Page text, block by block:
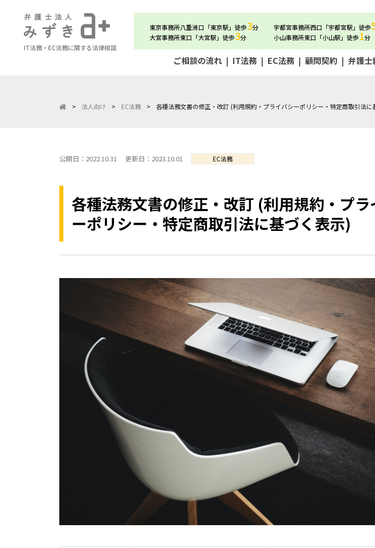
IT法務・EC法務に関する法律相談
東京事務所八重洲口「東京駅」徒歩3分
大宮事務所東口「大宮駅」徒歩3分
宇都宮事務所西口「宇都宮駅」徒歩
小山事務所東口「小山駅」徒歩1分
ご相談の流れ | IT法務 | EC法務 | 顧問契約 | 弁護士
> 法人向け > EC法務 > 各種法務文書の修正・改訂 (利用規約・プライバシーポリシー・特定商取引法に
公開日：2022.10.31 更新日：2023.10.01 EC法務
各種法務文書の修正・改訂 (利用規約・プラ
ーポリシー・特定商取引法に基づく表示)